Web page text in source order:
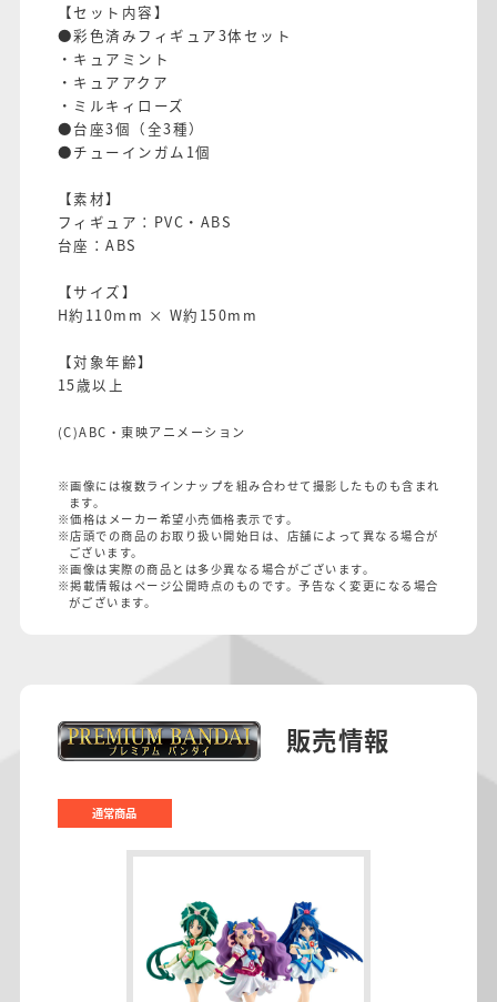
【セット内容】
●彩色済みフィギュア3体セット
・キュアミント
・キュアアクア
・ミルキィローズ
●台座3個（全3種）
●チューインガム1個
【素材】
フィギュア：PVC・ABS
台座：ABS
【サイズ】
H約110mm × W約150mm
【対象年齢】
15歳以上
(C)ABC・東映アニメーション
※画像には複数ラインナップを組み合わせて撮影したものも含まれ
ます。
※価格はメーカー希望小売価格表示です。
※店頭での商品のお取り扱い開始日は、店舗によって異なる場合が
ございます。
※画像は実際の商品とは多少異なる場合がございます。
※掲載情報はページ公開時点のものです。予告なく変更になる場合
がございます。
販売情報
通常商品